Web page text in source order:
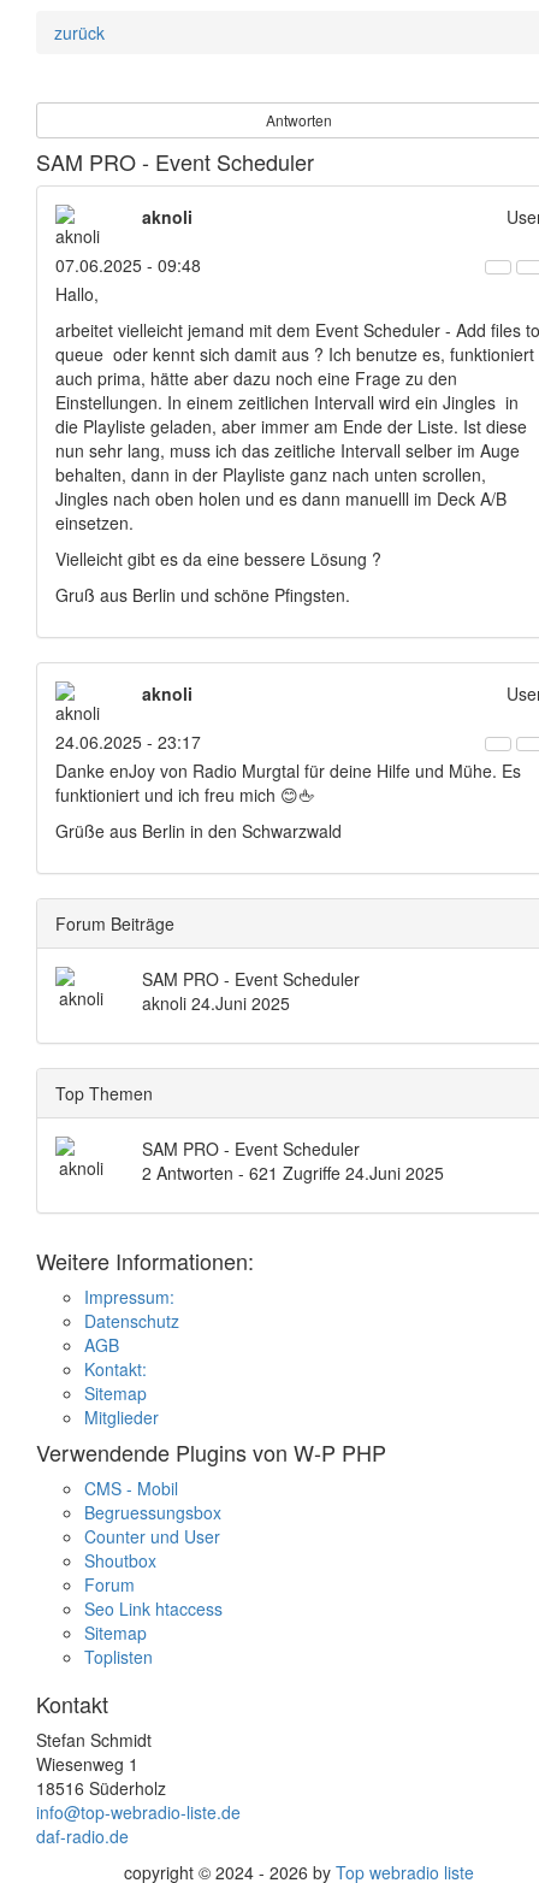
zurück
Antworten
SAM PRO - Event Scheduler
aknoli
07.06.2025 - 09:48
Hallo,
arbeitet vielleicht jemand mit dem Event Scheduler - Add files to
queue oder kennt sich damit aus ? Ich benutze es, funktioniert
auch prima, hätte aber dazu noch eine Frage zu den
Einstellungen. In einem zeitlichen Intervall wird ein Jingles in
die Playliste geladen, aber immer am Ende der Liste. Ist diese
nun sehr lang, muss ich das zeitliche Intervall selber im Auge
behalten, dann in der Playliste ganz nach unten scrollen,
Jingles nach oben holen und es dann manuelll im Deck A/B
einsetzen.
Vielleicht gibt es da eine bessere Lösung ?
Gruß aus Berlin und schöne Pfingsten.
aknoli
24.06.2025 - 23:17
Danke enJoy von Radio Murgtal für deine Hilfe und Mühe. Es
funktioniert und ich freu mich 😊🖕
Grüße aus Berlin in den Schwarzwald
Forum Beiträge
SAM PRO - Event Scheduler
aknoli24.Juni 2025
Top Themen
SAM PRO - Event Scheduler
2 Antworten - 621 Zugriffe 24.Juni 2025
Weitere Informationen:
Impressum:
Datenschutz
AGB
Kontakt:
Sitemap
Mitglieder
Verwendende Plugins von W-P PHP
CMS - Mobil
Begruessungsbox
Counter und User
Shoutbox
Forum
Seo Link htaccess
Sitemap
Toplisten
Kontakt
Stefan Schmidt
Wiesenweg 1
18516 Süderholz
info@top-webradio-liste.de
daf-radio.de
copyright © 2024 - 2026 by Top webradio liste